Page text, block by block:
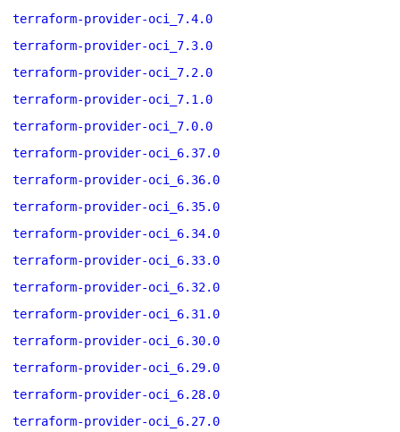
terraform-provider-oci_7.4.0
terraform-provider-oci_7.3.0
terraform-provider-oci_7.2.0
terraform-provider-oci_7.1.0
terraform-provider-oci_7.0.0
terraform-provider-oci_6.37.0
terraform-provider-oci_6.36.0
terraform-provider-oci_6.35.0
terraform-provider-oci_6.34.0
terraform-provider-oci_6.33.0
terraform-provider-oci_6.32.0
terraform-provider-oci_6.31.0
terraform-provider-oci_6.30.0
terraform-provider-oci_6.29.0
terraform-provider-oci_6.28.0
terraform-provider-oci_6.27.0